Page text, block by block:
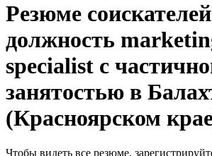
Резюме
должность
specialist с
занятостью в
(Красноярском
Чтобы видеть все резюме,